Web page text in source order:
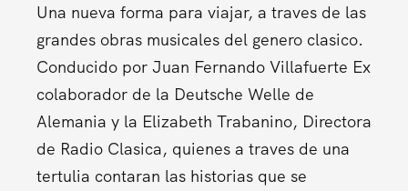
Una nueva forma para viajar, a traves de las
grandes obras musicales del genero clasico.
Conducido por Juan Fernando Villafuerte Ex
colaborador de la Deutsche Welle de
Alemania y la Elizabeth Trabanino, Directora
de Radio Clasica, quienes a traves de una
tertulia contaran las historias que se